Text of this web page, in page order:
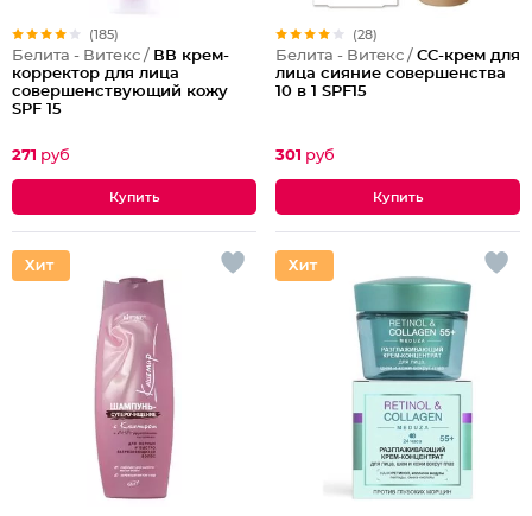
(185)
Белита - Витекс / ВВ крем-
корректор для лица
совершенствующий кожу
SPF 15
271 руб
(28)
Белита - Витекс / CC-крем для
лица сияние совершенства
10 в 1 SPF15
301 руб